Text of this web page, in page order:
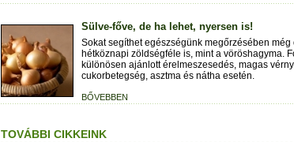
Sülve-főve, de ha lehet, nyersen is!
Sokat segíthet egészségünk megőrzésében még
hétköznapi zöldségféle is, mint a vöröshagyma.
különösen ajánlott érelmeszesedés, magas
cukorbetegség, asztma és nátha esetén.
BŐVEBBEN
TOVÁBBI CIKKEINK